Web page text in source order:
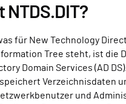
NTDS.DIT?
für New Technology
Tree steht, ist die
Domain Services (AD
Verzeichnisdaten
und